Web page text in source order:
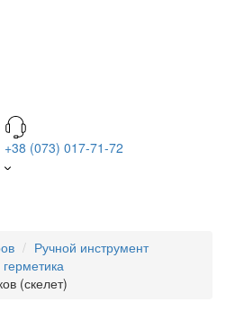
+38 (073) 017-71-72
Ручной инструмент
(скелет)